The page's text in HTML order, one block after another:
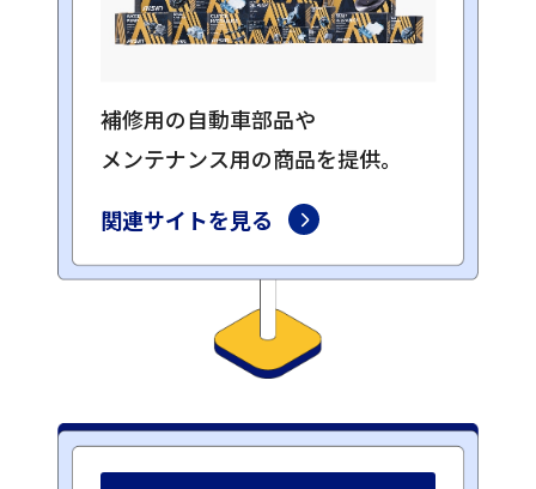
補修用の自動車部品や
メンテナンス用の商品を提供。
関連サイトを見る